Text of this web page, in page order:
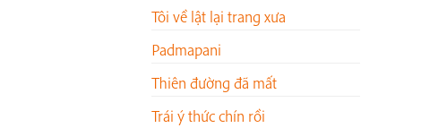
Tôi về lật lại trang xưa
Padmapani
Thiên đường đã mất
Trái ý thức chín rồi